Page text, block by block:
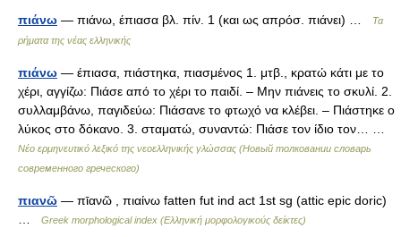
πιάνω — πιάνω, έπιασα βλ. πίν. 1 (και ως απρόσ. πιάνει) …
Τα
ρήματα της νέας ελληνικής
πιάνω — έπιασα, πιάστηκα, πιασμένος 1. μτβ., κρατώ κάτι με το
χέρι, αγγίζω: Πιάσε από το χέρι το παιδί. – Μην πιάνεις το σκυλί. 2.
συλλαμβάνω, παγιδεύω: Πιάσανε το φτωχό να κλέβει. – Πιάστηκε ο
λύκος στο δόκανο. 3. σταματώ, συναντώ: Πιάσε τον ίδιο τον… …
Νέο ερμηνευτικό λεξικό της νεοελληνικής γλώσσας (Новый толковании словарь
современного греческого)
πιανῶ — πῑανῶ , πιαίνω fatten fut ind act 1st sg (attic epic doric)
Greek morphological index (Ελληνική μορφολογικούς δείκτες)